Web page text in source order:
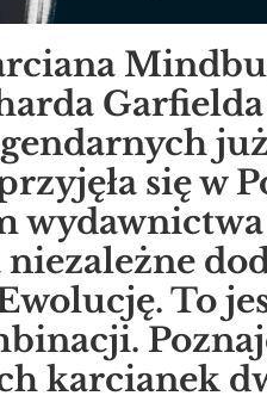
Garfielda
się w
niezależne
To
karcianek